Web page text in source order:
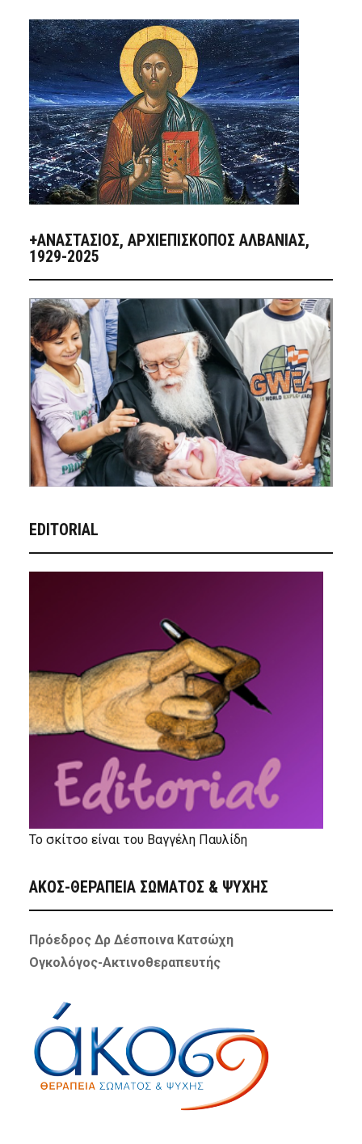
+ΑΝΑΣΤΆΣΙΟΣ, ΑΡΧΙΕΠΊΣΚΟΠΟΣ ΑΛΒΑΝΊΑΣ,
1929-2025
EDITORIAL
Το σκίτσο είναι του Βαγγέλη Παυλίδη
ΑΚΟΣ-ΘΕΡΑΠΕΙΑ ΣΩΜΑΤΟΣ & ΨΥΧΗΣ
Πρόεδρος Δρ Δέσποινα Κατσώχη
Ογκολόγος-Ακτινοθεραπευτής